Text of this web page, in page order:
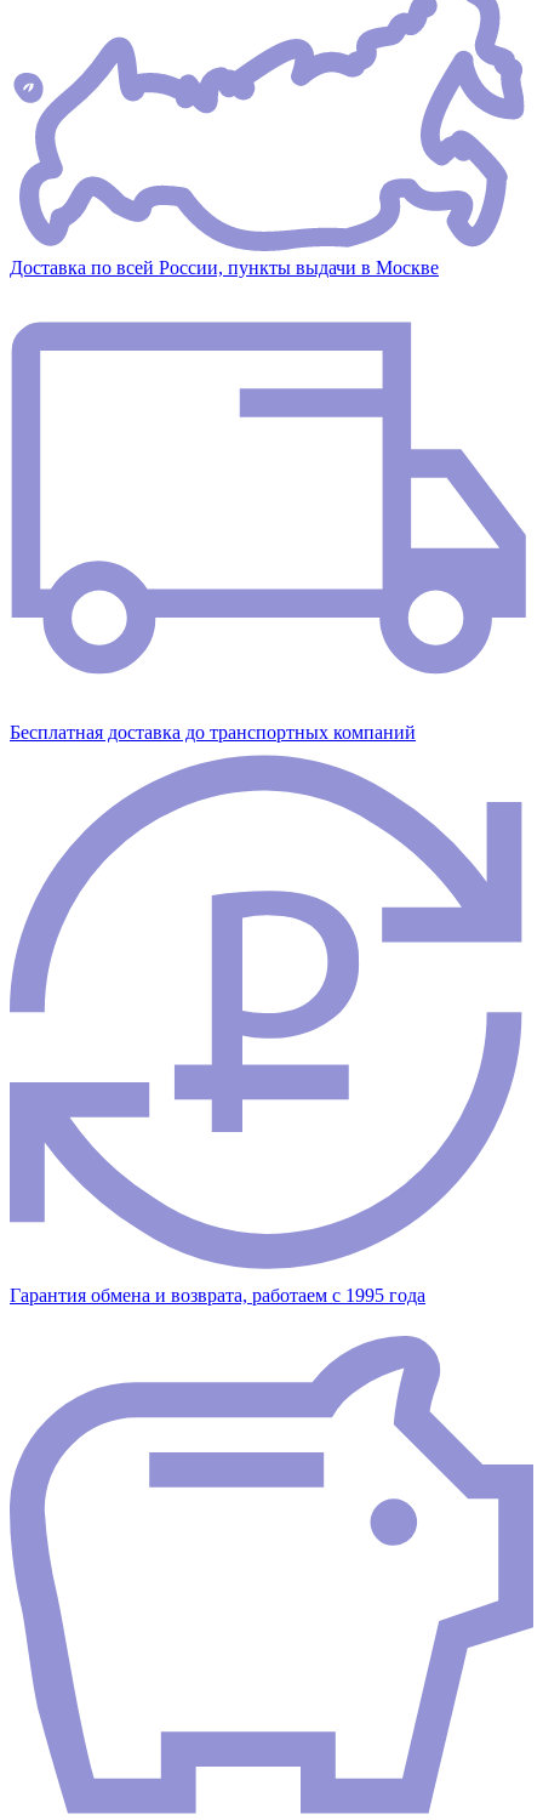
Доставка по всей России, пункты выдачи в Москве
Бесплатная доставка до транспортных компаний
Гарантия обмена и возврата, работаем с 1995 года